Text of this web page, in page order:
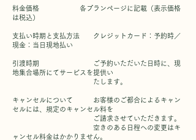
料金価格 各プランページに記載（表示価格
は税込）
​支払い時期と支払方法 クレジットカード：予約時／
現金：当日現地払い
引渡時期 ご予約いただいた日時に、現
地集合場所にてサービスを提供い
たします。
キャンセルについて ​ お客様のご都合によるキャン
セルには、規定のキャンセル料を
ご請求させていただきます。
空きのある日程への変更はキ
ャンセル料金はかかりません。